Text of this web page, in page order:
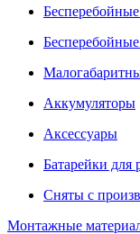
Аккумуляторы
Аксессуары
Батарейки для
Сняты с
Монтажные